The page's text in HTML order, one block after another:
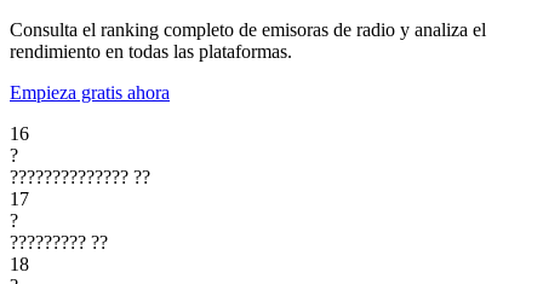
Consulta el ranking completo de emisoras de radio y analiza el
rendimiento en todas las plataformas.
Empieza gratis ahora
16
?
?????????????? ??
17
?
????????? ??
18